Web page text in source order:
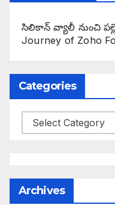
సిలికాన్ వ్యాలీ నుంచి
Journey of Zoho
Categories
Categories
Archives